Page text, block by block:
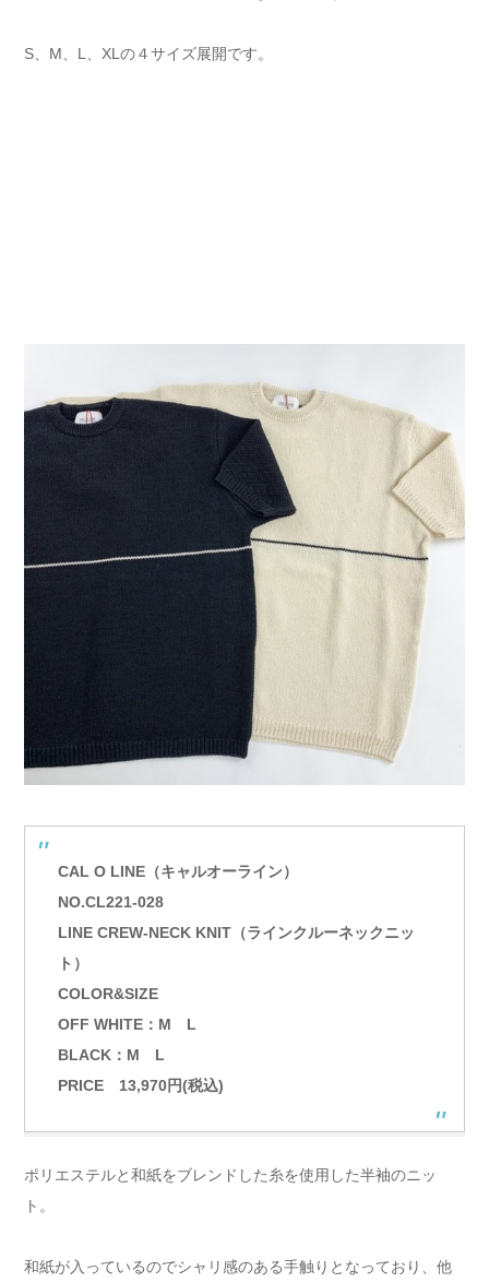
S、M、L、XLの４サイズ展開です。
CAL O LINE（キャルオーライン）
NO.CL221-028
LINE CREW-NECK KNIT（ラインクルーネックニッ
ト）
COLOR&SIZE
OFF WHITE：M L
BLACK：M L
PRICE 13,970円(税込)
ポリエステルと和紙をブレンドした糸を使用した半袖のニッ
ト。
和紙が入っているのでシャリ感のある手触りとなっており、他